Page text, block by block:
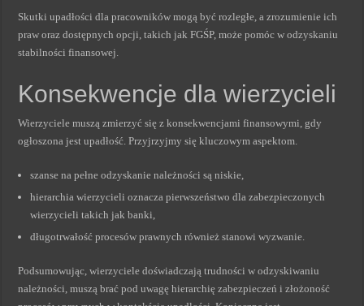
Skutki upadłości dla pracowników mogą być rozległe, a zrozumienie ich
praw oraz dostępnych opcji, takich jak FGŚP, może pomóc w odzyskaniu
stabilności finansowej.
Konsekwencje dla wierzycieli
Wierzyciele muszą zmierzyć się z konsekwencjami finansowymi, gdy
ogłoszona jest upadłość. Przyjrzyjmy się kluczowym aspektom.
szanse na pełne odzyskanie należności są niskie,
hierarchia wierzycieli oznacza pierwszeństwo dla zabezpieczonych
wierzycieli takich jak banki,
długotrwałość procesów prawnych również stanowi wyzwanie.
Podsumowując, wierzyciele doświadczają trudności w odzyskiwaniu
należności, muszą brać pod uwagę hierarchię zabezpieczeń i złożoność